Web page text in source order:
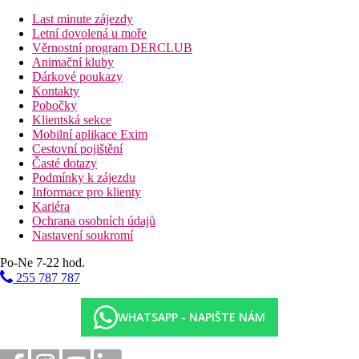
klimatizaci, minibar, kávovar, trezor, Wi Fi a posezení. Koupelna
je vybavena sprchou a kvalitní přírodní kosmetikou. Součástí
vily je terasa nebo balkon s výhledem do zahrady nebo na
centrální údolí.
Prima Villa se dvěma ložnicemi
Prima Villa se dvěma ložnicemi je vhodná pro rodiny nebo
skupiny hostů. Nabízí oddělené ložnice, klimatizaci, minibar,
kávovar, trezor, Wi Fi a obývací část. Koupelna disponuje
sprchou a vila má venkovní terasu obklopenou zelení. Interiér je
laděn do harmonického přírodního stylu.
Ultra Villa
Ultra Villa se nachází v samostatných budovách a poskytuje
maximální soukromí. Je vybavena manželskou postelí king size
nebo dvěma lůžky, klimatizací, minibarem, kávovarem,
trezorem, Wi Fi a prostornou obývací částí. Koupelna je
prostorná, se sprchou a vybranými komfortními doplňky.
Venkovní terasa nabízí krásné výhledy do krajiny.
Ultra Plus Villa
Ultra Plus Villa nabízí otevřený koncept s manželskou postelí
klimatizace, minibar, kávovar, trezor, Wi Fi a posezení. Vila má
Last minute zájezdy
Letní dovolená u moře
Věrnostní program DERCLUB
Animační kluby
Dárkové poukazy
Kontakty
Pobočky
Klientská sekce
Mobilní aplikace Exim
Cestovní pojištění
Časté dotazy
Podmínky k zájezdu
Informace pro klienty
Kariéra
Ochrana osobních údajů
Nastavení soukromí
Po-Ne 7-22 hod.
255 787 787
WHATSAPP - NAPIŠTE NÁM